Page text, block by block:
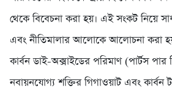
থেকে বিবেচনা করা হয়। এই সংকট নিয়ে
এবং নীতিমালার আলোকে আলোচনা করা
কার্বন ডাই-অক্সাইডের পরিমাণ (পার্টস
নবায়নযোগ্য শক্তির গিগাওয়াট এবং কার্বন